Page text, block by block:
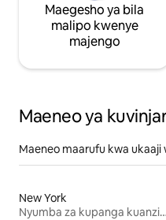
Maegesho ya bila
malipo kwenye
majengo
Maeneo ya
Maeneo maarufu kwa ukaaji
New York
Nyumba za kupanga kuanzia mwezi mmoja